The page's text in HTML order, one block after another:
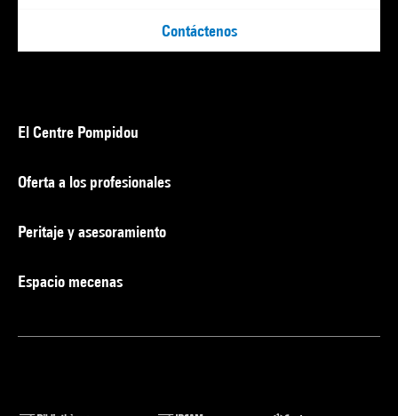
Contáctenos
El Centre Pompidou
Oferta a los profesionales
Peritaje y asesoramiento
Espacio mecenas